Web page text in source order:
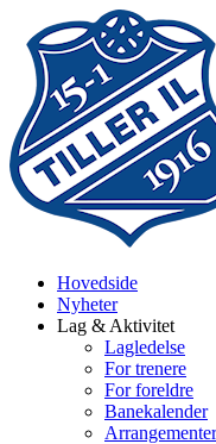
Hovedside
Nyheter
Lag & Aktivitet
Lagledelse
For trenere
For foreldre
Banekalender
Arrangementer